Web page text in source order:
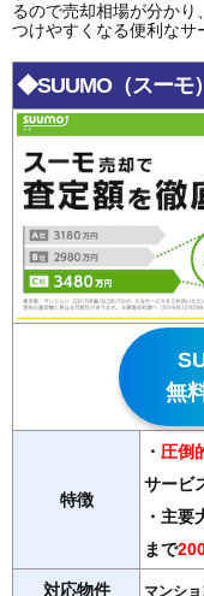
るので売却相場が分か
つけやすくなる便利なサ
◆SUUMO（スーモ
無
特徴
・ 圧倒
サービ
・主
まで
対応物件 マンシ